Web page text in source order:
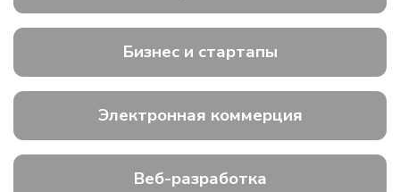
Бизнес и стартапы
Электронная коммерция
Веб-разработка